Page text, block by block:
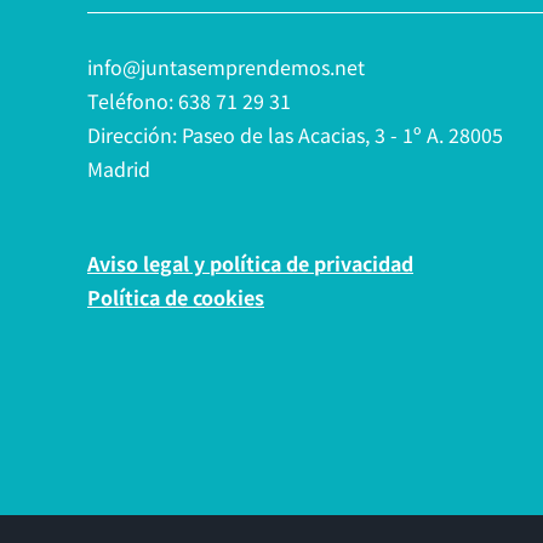
info@juntasemprendemos.net
Teléfono: 638 71 29 31
Dirección: Paseo de las Acacias, 3 - 1º A. 28005
Madrid
Aviso legal y política de privacidad
Política de cookies